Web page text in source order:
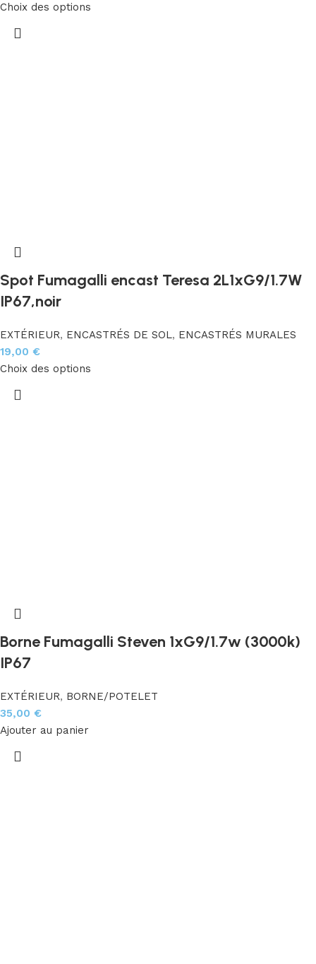
Choix des options
Spot Fumagalli encast Teresa 2L1xG9/1.7W
IP67,noir
EXTÉRIEUR, ENCASTRÉS DE SOL, ENCASTRÉS MURALES
19,00 €
Choix des options
Borne Fumagalli Steven 1xG9/1.7w (3000k)
IP67
EXTÉRIEUR, BORNE/POTELET
35,00 €
Ajouter au panier